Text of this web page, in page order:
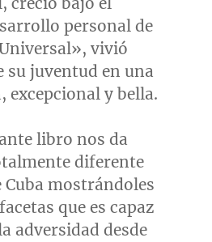
personal de
vivió
su juventud en una
excepcional y bella.
libro nos da
diferente
Cuba mostrándoles
que es capaz
adversidad desde